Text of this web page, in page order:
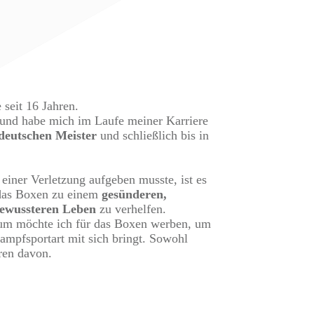
16 Jahren.
habe mich im Laufe meiner Karriere
Meisterund schließlich bis in
Verletzung aufgeben musste, ist es
Boxen zu einem gesünderen,
Leben zu verhelfen.
möchte ich für das Boxen werben, um
mit sich bringt. Sowohl
davon.